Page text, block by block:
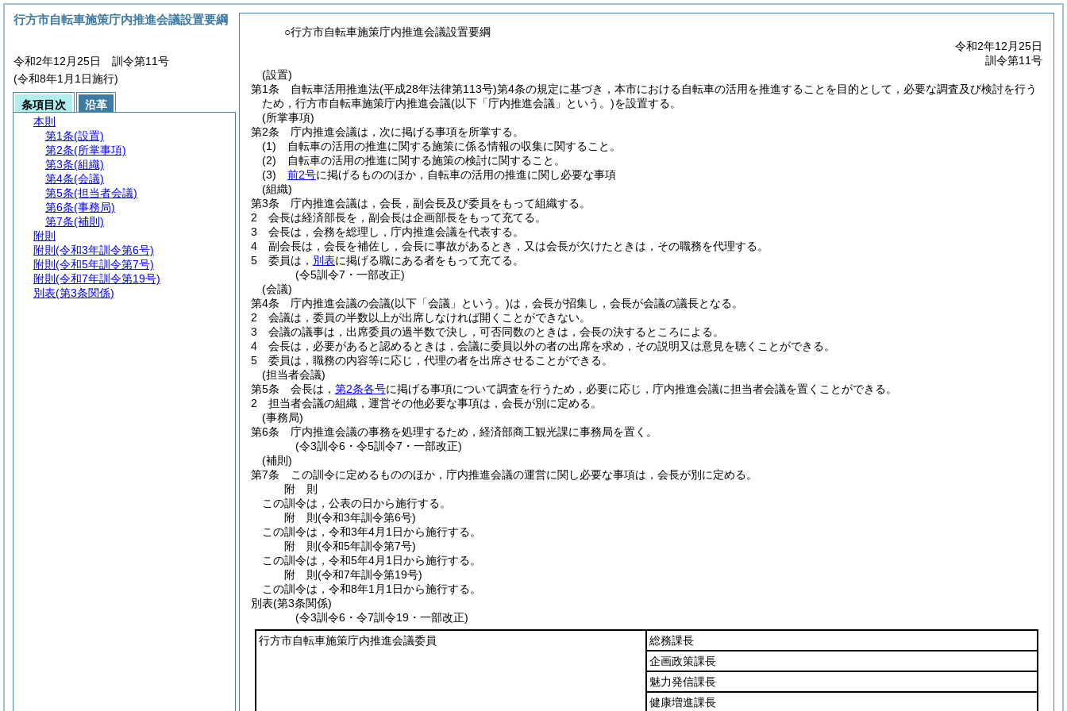
○行方市自転車施策庁内推進会議設置要綱
令和2年12月25日
訓令第11号
(設置)
第1条
自転車活用推進法(平成28年法律第113号)第4条の規定に基づき，本市における自転車の活用を推進することを目的として，必要な調査及び検討を行う
ため，行方市自転車施策庁内推進会議(以下「庁内推進会議」という。)を設置する。
(所掌事項)
第2条
庁内推進会議は，次に掲げる事項を所掌する。
(1)
自転車の活用の推進に関する施策に係る情報の収集に関すること。
(2)
自転車の活用の推進に関する施策の検討に関すること。
(3)
前2号に掲げるもののほか，自転車の活用の推進に関し必要な事項
(組織)
第3条
庁内推進会議は，会長，副会長及び委員をもって組織する。
2
会長は経済部長を，副会長は企画部長をもって充てる。
3
会長は，会務を総理し，庁内推進会議を代表する。
4
副会長は，会長を補佐し，会長に事故があるとき，又は会長が欠けたときは，その職務を代理する。
5
委員は， 別表に掲げる職にある者をもって充てる。
(令5訓令7・一部改正)
(会議)
第4条
庁内推進会議の会議(以下「会議」という。)は，会長が招集し，会長が会議の議長となる。
2
会議は，委員の半数以上が出席しなければ開くことができない。
3
会議の議事は，出席委員の過半数で決し，可否同数のときは，会長の決するところによる。
4
会長は，必要があると認めるときは，会議に委員以外の者の出席を求め，その説明又は意見を聴くことができる。
5
委員は，職務の内容等に応じ，代理の者を出席させることができる。
(担当者会議)
第5条
会長は， 第2条各号に掲げる事項について調査を行うため，必要に応じ，庁内推進会議に担当者会議を置くことができる。
2
担当者会議の組織，運営その他必要な事項は，会長が別に定める。
(事務局)
第6条
庁内推進会議の事務を処理するため，経済部商工観光課に事務局を置く。
(令3訓令6・令5訓令7・一部改正)
(補則)
第7条
この訓令に定めるもののほか，庁内推進会議の運営に関し必要な事項は，会長が別に定める。
附 則
この訓令は，公表の日から施行する。
附 則(令和3年訓令第6号)
この訓令は，令和3年4月1日から施行する。
附 則(令和5年訓令第7号)
この訓令は，令和5年4月1日から施行する。
附 則(令和7年訓令第19号)
この訓令は，令和8年1月1日から施行する。
別表(第3条関係)
(令3訓令6・令7訓令19・一部改正)
行方市自転車施策庁内推進会議委員
総務課長
企画政策課長
魅力発信課長
健康増進課長
行方市自転車施策庁内推進会議設置要綱
令和2年12月25日 訓令第11号
(令和8年1月1日施行)
条項目次
沿革
本則
第1条(設置)
第2条(所掌事項)
第3条(組織)
第4条(会議)
第5条(担当者会議)
第6条(事務局)
第7条(補則)
附則
附則 (令和3年訓令第6号)
附則 (令和5年訓令第7号)
附則 (令和7年訓令第19号)
別表(第3条関係)